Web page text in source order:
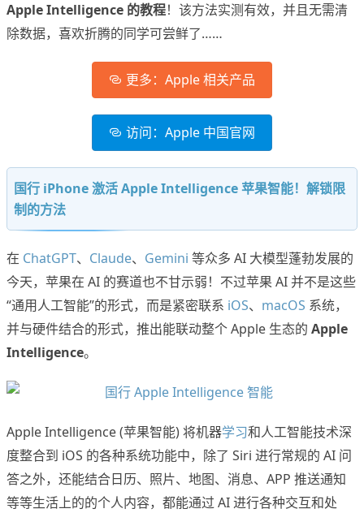
Apple Intelligence 的教程！该方法实测有效，并且无需清
除数据，喜欢折腾的同学可尝鲜了……
更多：Apple 相关产品
访问：Apple 中国官网
国行 iPhone 激活Apple Intelligence 苹果智能！解锁限
制的方法
在 ChatGPT、 Claude、 Gemini 等众多 AI 大模型蓬勃发展的
今天，苹果在 AI 的赛道也不甘示弱！不过苹果 AI 并不是这些
“通用人工智能”的形式，而是紧密联系 iOS、 macOS 系统，
并与硬件结合的形式，推出能联动整个 Apple 生态的 Apple
Intelligence。
Apple Intelligence (苹果智能) 将机器学习和人工智能技术深
度整合到 iOS 的各种系统功能中，除了 Siri 进行常规的 AI 问
答之外，还能结合日历、照片、地图、消息、APP 推送通知
等等生活上的的个人内容，都能通过 AI 进行各种交互和处